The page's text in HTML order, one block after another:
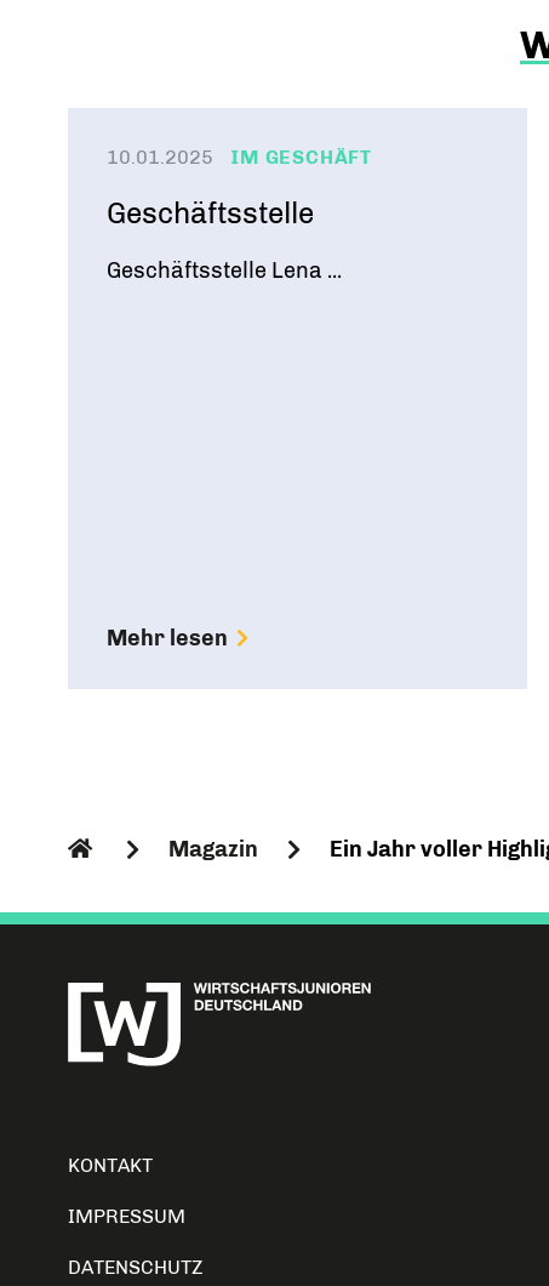
10.01.2025 IM GESCHÄFT
Geschäftsstelle
Geschäftsstelle Lena ...
Mehr lesen
Magazin Ein Jahr voller
KONTAKT
IMPRESSUM
DATENSCHUTZ